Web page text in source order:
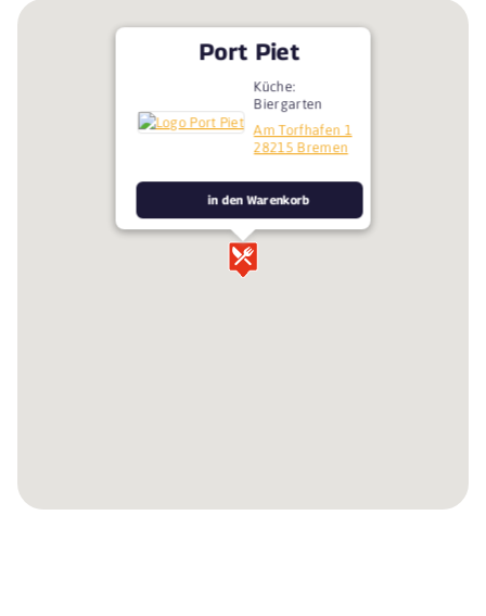
Port Piet
Küche:
Biergarten
Am Torfhafen 1
28215 Bremen
in den Warenkorb